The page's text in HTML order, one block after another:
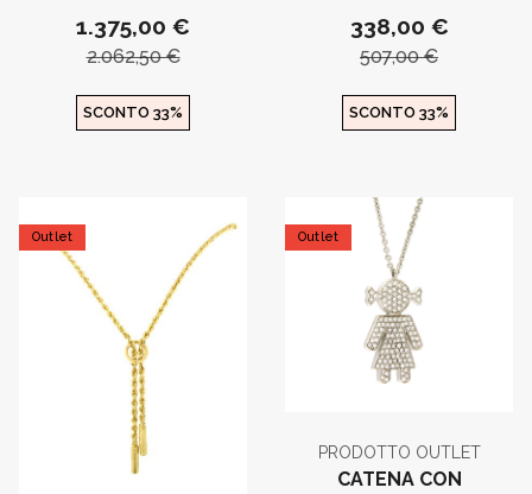
1.375,00 €
2.062,50 €
SCONTO 33%
338,00 €
507,00 €
SCONTO 33%
Outlet Outlet
PRODOTTO OUTLET
CATENA CON